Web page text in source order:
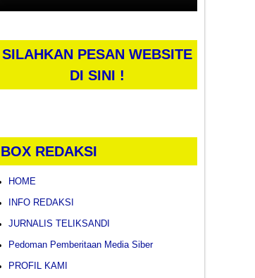
SILAHKAN PESAN WEBSITE
DI SINI !
BOX REDAKSI
HOME
INFO REDAKSI
JURNALIS TELIKSANDI
Pedoman Pemberitaan Media Siber
PROFIL KAMI